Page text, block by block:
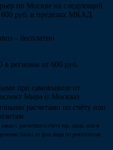
по Москве на следующий
600 руб. в пределах МКАД
– бесплатно
в регионы от 600 руб.
при самовывозе от
Мира (г.Москва)
расчетами по счёту или
с расчетного счета юр. лица, или в
банка от физ.лица по реквизитам